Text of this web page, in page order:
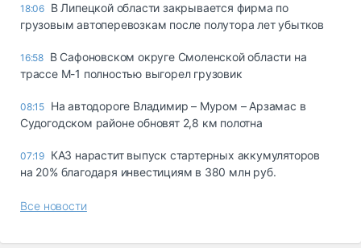
18:06 В Липецкой области закрывается фирма по
грузовым автоперевозкам после полутора лет убытков
16:58 В Сафоновском округе Смоленской области на
трассе М-1 полностью выгорел грузовик
08:15 На автодороге Владимир – Муром – Арзамас в
Судогодском районе обновят 2,8 км полотна
07:19 КАЗ нарастит выпуск стартерных аккумуляторов
на 20% благодаря инвестициям в 380 млн руб.
Все новости